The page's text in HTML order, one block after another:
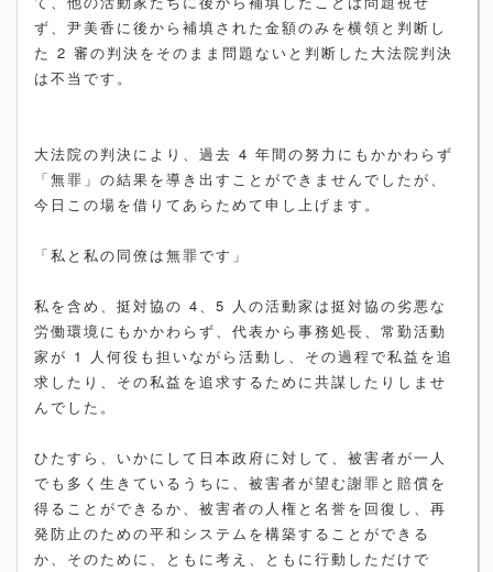
ず、尹美香に後から補填された金額のみを横領と判断し
た 2 審の判決をそのまま問題ないと判断した大法院判決
は不当です。
大法院の判決により、過去 4 年間の努力にもかかわらず
「無罪」の結果を導き出すことができませんでしたが、
今日この場を借りてあらためて申し上げます。
「私と私の同僚は無罪です」
私を含め、挺対協の 4、5 人の活動家は挺対協の劣悪な
労働環境にもかかわらず、代表から事務処長、常勤活動
家が 1 人何役も担いながら活動し、その過程で私益を追
求したり、その私益を追求するために共謀したりしませ
んでした。
ひたすら、いかにして日本政府に対して、被害者が一人
でも多く生きているうちに、被害者が望む謝罪と賠償を
得ることができるか、被害者の人権と名誉を回復し、再
発防止のための平和システムを構築することができる
か、そのために、ともに考え、ともに行動しただけで